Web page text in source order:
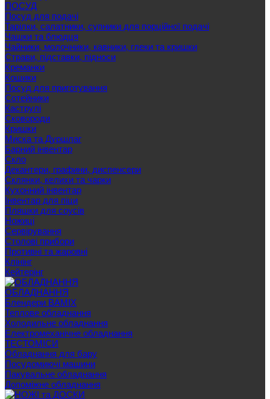
ПОСУД
Посуд для подачі
Тарілки, салатники, супники для порційної подачі
Чашки та блюдця
Чайники, молочники, кавники, глеки та кришки
Страви, підставки, підноси
Креманки
Кошики
Посуд для приготування
Сотейники
Каструлі
Сковороди
Кришки
Миска та Дуршлаг
Барний інвентар
Скло
Декантери, графини, диспенсери
Склянки, келихи та чарки
Кухонний інвентар
Інвентар для піци
Пляшки для соусів
Ножиці
Сервірування
Cтолові прибори
Противні та жаровні
Клінінг
Кейтерінг
ОБЛАДНАННЯ
Блендери BAMIX
Теплове обладнання
Холодильне обладнання
Електромеханічне обладнання
ТЕСТОМІСИ
Обладнання для бару
Посудомиючі машини
Пакувальне обладнання
Допоміжне обладнання